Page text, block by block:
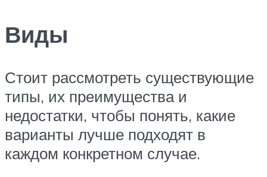
Виды
Стоит рассмотреть существующие
типы, их преимущества и
недостатки, чтобы понять, какие
варианты лучше подходят в
каждом конкретном случае.